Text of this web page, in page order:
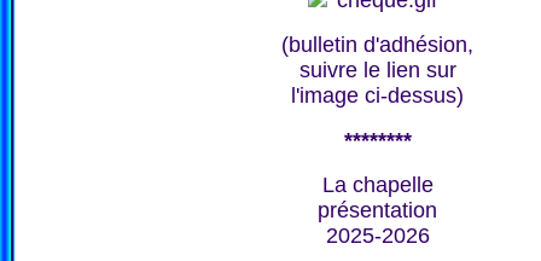
(bulletin d'adhésion,
suivre le lien sur
l'image ci-dessus)
********
La chapelle
présentation
2025-2026